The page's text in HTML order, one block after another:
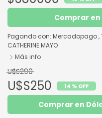
Comprar
Pagando con: Mercadopago,
CATHERINE MAYO
Más info
U$S290
U$S250 14 % OFF
Comprar en